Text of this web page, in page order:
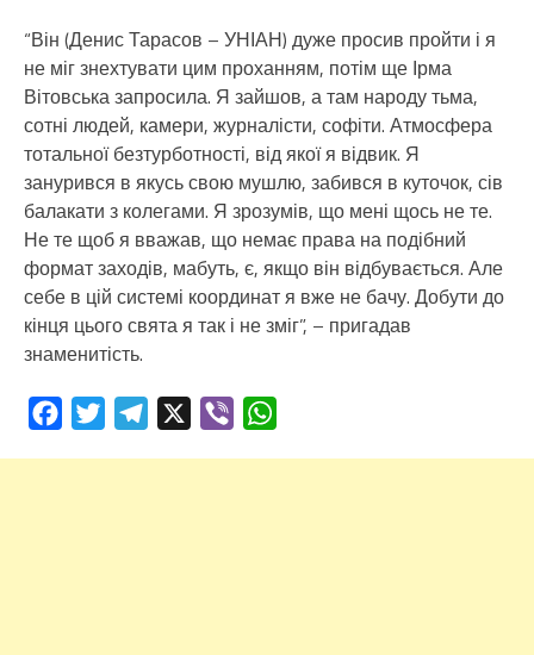
“Він (Денис Тарасов – УНІАН) дуже просив пройти і я
не міг знехтувати цим проханням, потім ще Ірма
Вітовська запросила. Я зайшов, а там народу тьма,
сотні людей, камери, журналісти, софіти. Атмосфера
тотальної безтурботності, від якої я відвик. Я
занурився в якусь свою мушлю, забився в куточок, сів
балакати з колегами. Я зрозумів, що мені щось не те.
Не те щоб я вважав, що немає права на подібний
формат заходів, мабуть, є, якщо він відбувається. Але
себе в цій системі координат я вже не бачу. Добути до
кінця цього свята я так і не зміг”, – пригадав
знаменитість.
FacebookTwitterTelegram Viber